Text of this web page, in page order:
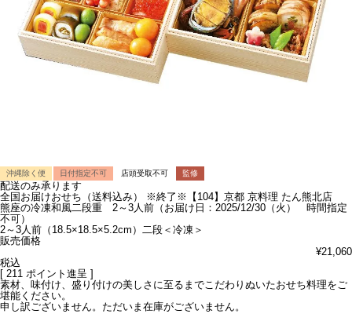
沖縄除く便 日付指定不可 店頭受取不可 監修
配送のみ承ります
全国お届けおせち（送料込み）
※終了※【104】京都 京料理 たん熊北店
熊座の冷凍和風二段重 2～3人前（お届け日：2025/12/30（火） 時間指定
不可）
2～3人前（18.5×18.5×5.2cm）二段＜冷凍＞
販売価格
¥21,060
税込
[ 211 ポイント進呈 ]
素材、味付け、盛り付けの美しさに至るまでこだわりぬいたおせち料理をご
堪能ください。
申し訳ございません。ただいま在庫がございません。